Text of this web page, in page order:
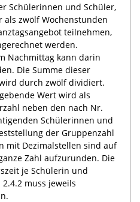
Schülerinnen und Schüler,
als zwölf Wochenstunden
teilnehmen,
werden.
Nachmittag kann darin
Die Summe dieser
durch zwölf dividiert.
Wert wird als
neben den nach Nr.
Schülerinnen und
der Gruppenzahl
mit Dezimalstellen sind auf
Zahl aufzurunden. Die
je Schülerin und
muss jeweils